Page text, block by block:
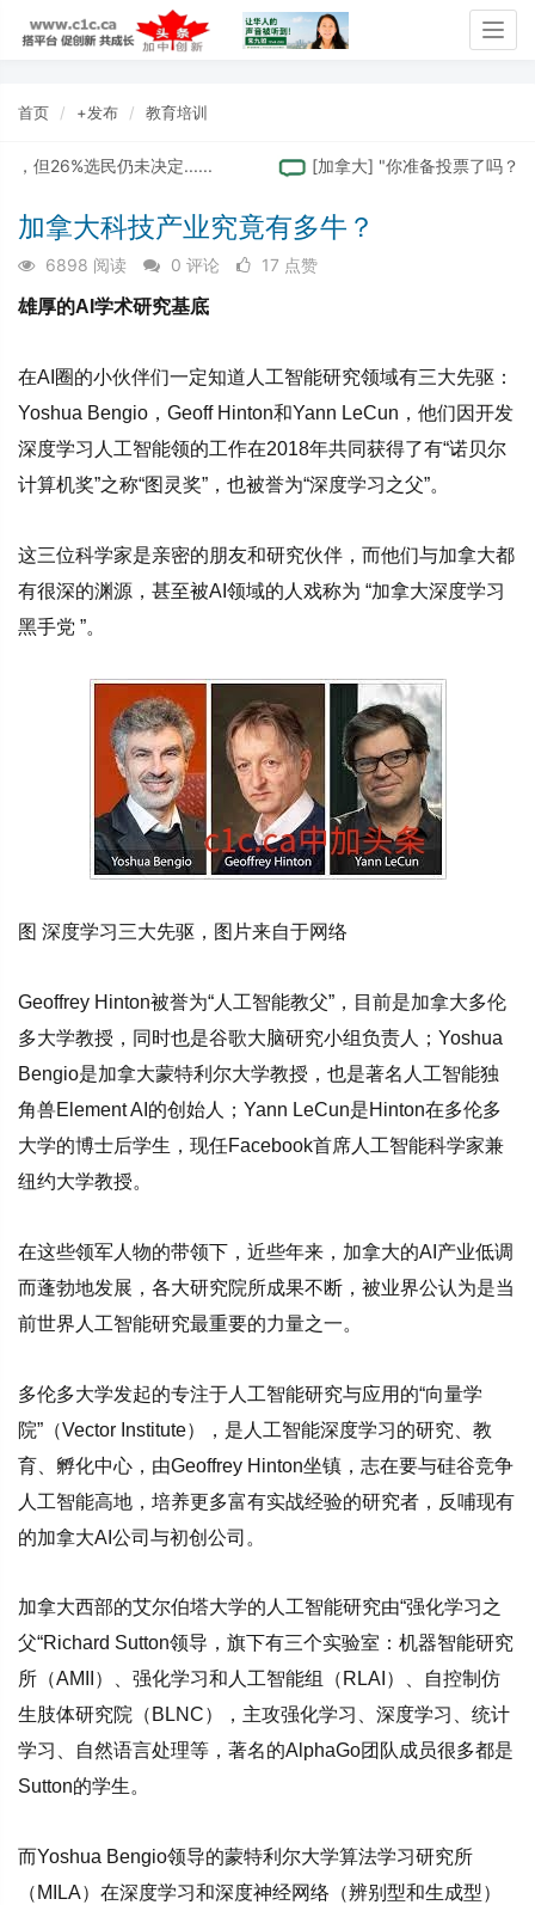
首页 +发布 教育培训
选民仍未决定...... 加拿大] "你准备投票了吗？- 列治
加拿大科技产业究竟有多牛？
6898 阅读 0 评论 17 点赞
雄厚的AI学术研究基底
在AI圈的小伙伴们一定知道人工智能研究领域有三大先驱：
Yoshua Bengio，Geoff Hinton和Yann LeCun，他们因开发
深度学习人工智能领的工作在2018年共同获得了有“诺贝尔
计算机奖”之称“图灵奖”，也被誉为“深度学习之父”。
这三位科学家是亲密的朋友和研究伙伴，而他们与加拿大都
有很深的渊源，甚至被AI领域的人戏称为 “加拿大深度学习
黑手党 ”。
图 深度学习三大先驱，图片来自于网络
Geoffrey Hinton被誉为“人工智能教父”，目前是加拿大多伦
多大学教授，同时也是谷歌大脑研究小组负责人；Yoshua
Bengio是加拿大蒙特利尔大学教授，也是著名人工智能独
角兽Element AI的创始人；Yann LeCun是Hinton在多伦多
大学的博士后学生，现任Facebook首席人工智能科学家兼
纽约大学教授。
在这些领军人物的带领下，近些年来，加拿大的AI产业低调
而蓬勃地发展，各大研究院所成果不断，被业界公认为是当
前世界人工智能研究最重要的力量之一。
多伦多大学发起的专注于人工智能研究与应用的“向量学
院”（Vector Institute），是人工智能深度学习的研究、教
育、孵化中心，由Geoffrey Hinton坐镇，志在要与硅谷竞争
人工智能高地，培养更多富有实战经验的研究者，反哺现有
的加拿大AI公司与初创公司。
加拿大西部的艾尔伯塔大学的人工智能研究由“强化学习之
父“Richard Sutton领导，旗下有三个实验室：机器智能研究
所（AMII）、强化学习和人工智能组（RLAI）、自控制仿
生肢体研究院（BLNC），主攻强化学习、深度学习、统计
学习、自然语言处理等，著名的AlphaGo团队成员很多都是
Sutton的学生。
而Yoshua Bengio领导的蒙特利尔大学算法学习研究所
（MILA）在深度学习和深度神经网络（辨别型和生成型）